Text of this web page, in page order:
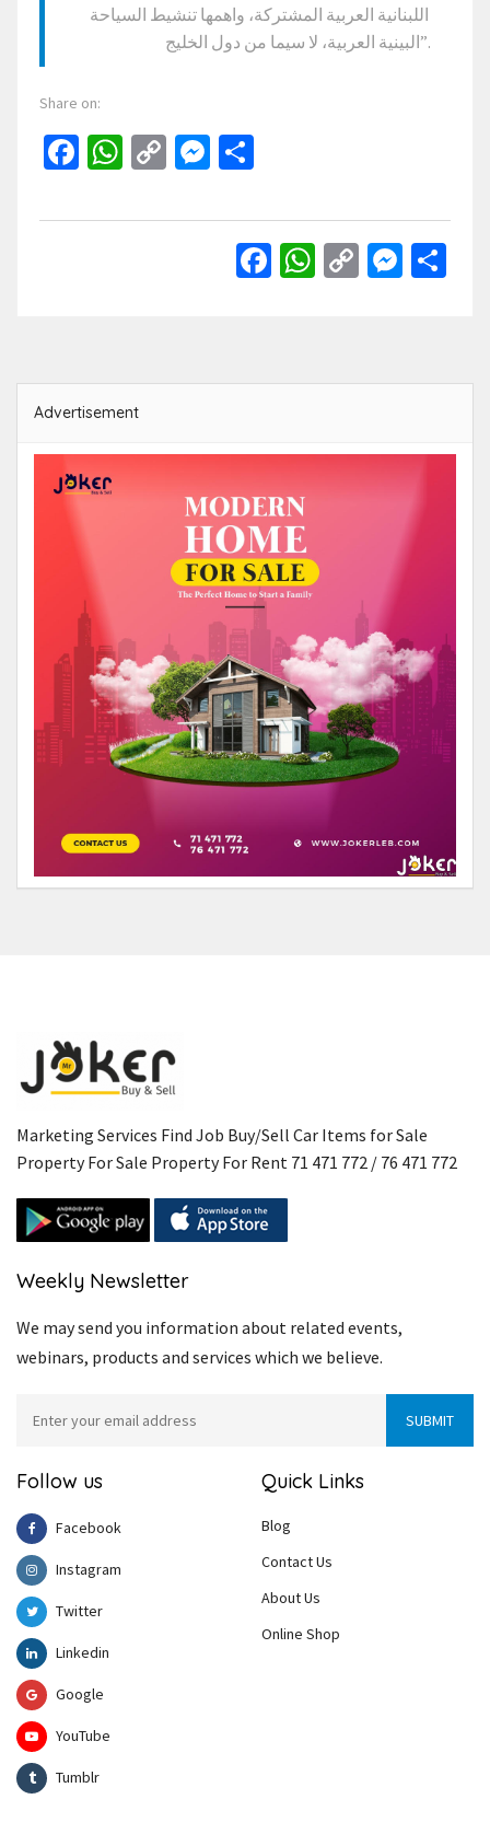
اللبنانية العربية المشتركة، واهمها تنشيط السياحة
البينية العربية، لا سيما من دول الخليج”.
Share on:
Facebook
WhatsApp
CopyMessenger
Facebook
WhatsApp
Copy
Advertisement
Marketing Services Find Job Buy/Sell Car Items for Sale
Property For Sale Property For Rent 71 471 772 / 76 471 772
Weekly Newsletter
We may send you information about related events,
webinars, products and services which we believe.
Follow us
Facebook
Instagram
Twitter
Linkedin
Google
YouTube
Tumblr
Quick Links
Blog
Contact Us
About Us
Online Shop